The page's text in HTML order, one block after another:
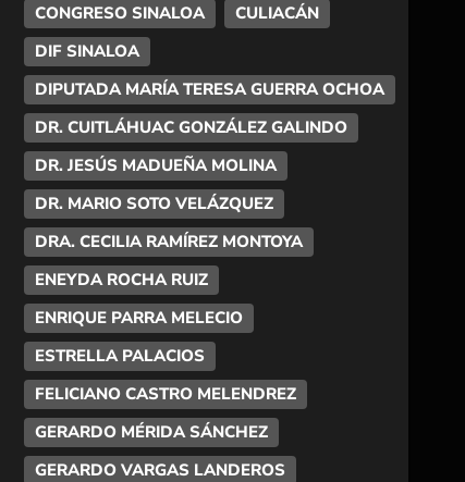
CONGRESO SINALOA
CULIACÁN
DIF SINALOA
DIPUTADA MARÍA TERESA GUERRA OCHOA
DR. CUITLÁHUAC GONZÁLEZ GALINDO
DR. JESÚS MADUEÑA MOLINA
DR. MARIO SOTO VELÁZQUEZ
DRA. CECILIA RAMÍREZ MONTOYA
ENEYDA ROCHA RUIZ
ENRIQUE PARRA MELECIO
ESTRELLA PALACIOS
FELICIANO CASTRO MELENDREZ
GERARDO MÉRIDA SÁNCHEZ
GERARDO VARGAS LANDEROS